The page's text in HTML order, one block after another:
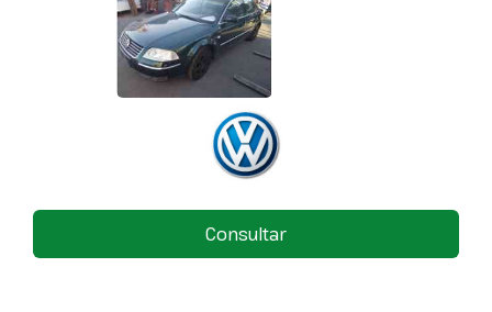
Consultar